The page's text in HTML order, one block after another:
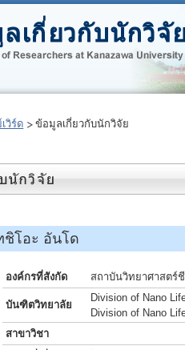
วิร์ด ข้อมูลเกี่ยวกับนักวิจัย
โอะ อันโด
องค์กรที่สังกัด สถาบันวิทยาศาสตร์
บันฑิตวิทยาลัย
Division of Nano
Division of Nano
สาขาวิชา